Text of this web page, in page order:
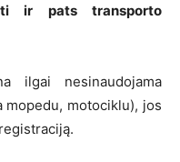
ir pats transporto
ilgai nesinaudojama
mopedu, motociklu), jos